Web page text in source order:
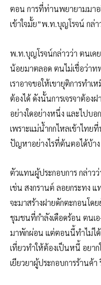
ตอน การที่ท่านพยายามมาอ
เข้าใจมั้ย”พ.ท.บุญโรจน์ กล่า
พ.ท.บุญโรจน์กล่าวว่า ตนเ
น้อยมาตลอด ตนไม่เชื่อว่าทห
เราอาจขอให้เขายุติการทำเ
ต้องได้ ดังนั้นการเจรจาต้อง
อย่างใดอย่างหนึ่ง และไปบอ
เพราะแม่น้ำกกไหลเข้าไทย
ปัญหาอย่างไรที่ต้นตอได้บ้าง
ตัวแทนผู้ประกอบการ กล่า
เช่น สงกรานต์ ลอยกระทง แ
จะมาสร้างฝายดักตะกอนโด
ชุมชนที่กำลังเดือดร้อน ตนเ
มาพักผ่อน แต่ตอนนี้ทำไม่ได้
เที่ยวทำให้ต้องเป็นหนี้ อยา
เยียวยาผู้ประกอบการร้านค้า